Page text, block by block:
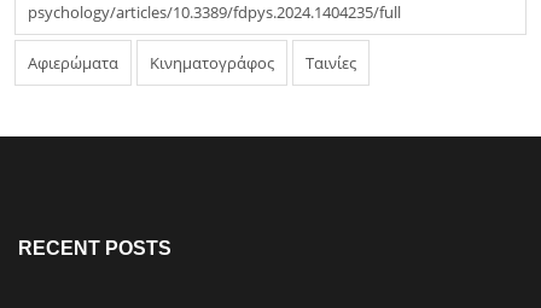
psychology/articles/10.3389/fdpys.2024.1404235/full
Αφιερώματα Κινηματογράφος Ταινίες
RECENT POSTS